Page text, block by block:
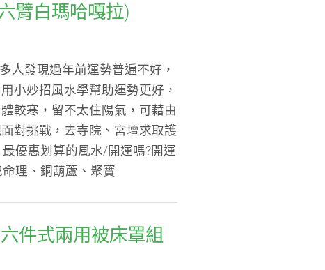
臂白瑪哈嘎拉)
人發現過年前運勢普遍不好，
小妙招風水學幫助運勢更好，
較寒，留不太住陽氣，可藉由
對挑戰，去寺院、宮壇求取護
優惠划算的風水/開運嗎?開運
理、銅葫蘆、聚寶
件式兩用被床罩組